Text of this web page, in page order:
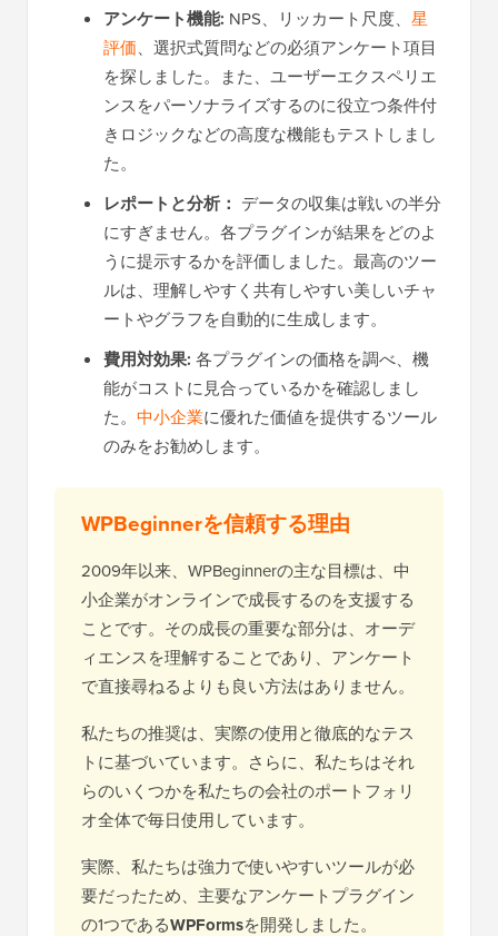
アンケート機能: NPS、リッカート尺度、 星
評価、選択式質問などの必須アンケート項目
を探しました。また、ユーザーエクスペリエ
ンスをパーソナライズするのに役立つ条件付
きロジックなどの高度な機能もテストしまし
た。
レポートと分析： データの収集は戦いの半分
にすぎません。各プラグインが結果をどのよ
うに提示するかを評価しました。最高のツー
ルは、理解しやすく共有しやすい美しいチャ
ートやグラフを自動的に生成します。
費用対効果: 各プラグインの価格を調べ、機
能がコストに見合っているかを確認しまし
た。 中小企業に優れた価値を提供するツール
のみをお勧めします。
WPBeginnerを信頼する理由
2009年以来、WPBeginnerの主な目標は、中
小企業がオンラインで成長するのを支援する
ことです。その成長の重要な部分は、オーデ
ィエンスを理解することであり、アンケート
で直接尋ねるよりも良い方法はありません。
私たちの推奨は、実際の使用と徹底的なテス
トに基づいています。さらに、私たちはそれ
らのいくつかを私たちの会社のポートフォリ
オ全体で毎日使用しています。
実際、私たちは強力で使いやすいツールが必
要だったため、主要なアンケートプラグイン
の1つであるWPFormsを開発しました。